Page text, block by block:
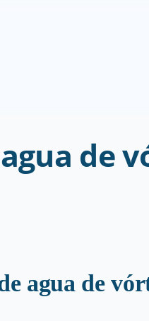
de
agua de